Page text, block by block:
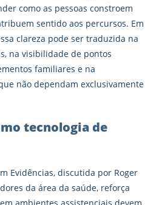
como as pessoas constroem
sentido aos percursos. Em
clareza pode ser traduzida na
na visibilidade de pontos
familiares e na
não dependam exclusivamente
tecnologia de
Evidências, discutida por Roger
da área da saúde, reforça